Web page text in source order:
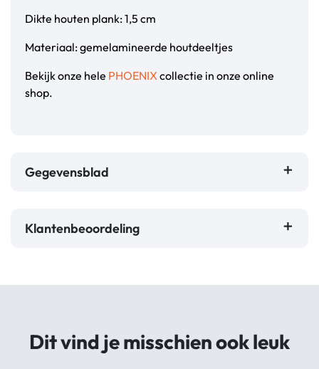
Dikte houten plank: 1,5 cm
Materiaal: gemelamineerde houtdeeltjes
Bekijk onze hele PHOENIXcollectie in onze online
shop.
Gegevensblad
Klantenbeoordeling
Dit vind je misschien ook leuk